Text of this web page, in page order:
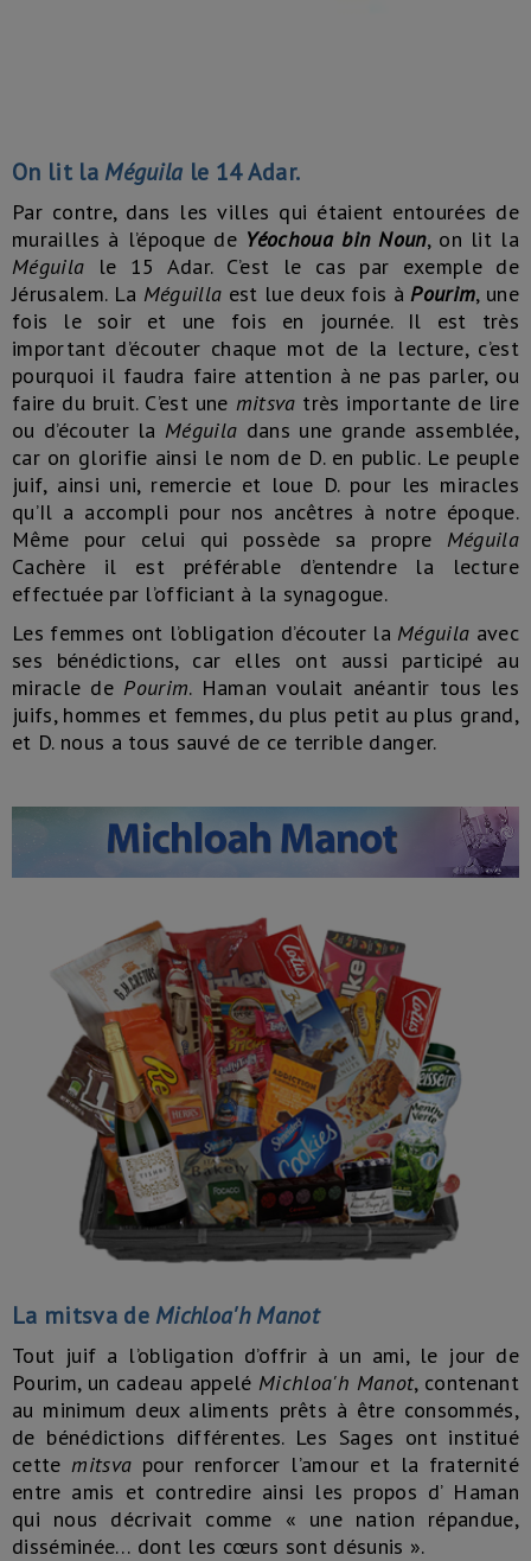
On lit la Méguila le 14 Adar.
Par contre, dans les villes qui étaient entourées de
murailles à l’époque de Yéochoua bin Noun, on lit la
Méguila
le 15 Adar. C’est le cas par exemple de
Jérusalem. La Méguilla est lue deux fois àPourim, une
fois le soir et une fois en journée. Il est très
important d’écouter chaque mot de la lecture, c’est
pourquoi il faudra faire attention à ne pas parler, ou
faire du bruit. C’est une mitsva très importante de lire
ou d’écouter la Méguila dans une grande assemblée,
car on glorifie ainsi le nom de D. en public. Le peuple
juif, ainsi uni, remercie et loue D. pour les miracles
qu’Il a accompli pour nos ancêtres à notre époque.
Même pour celui qui possède sa propre Méguila
Cachère il est préférable d’entendre la lecture
effectuée par l’officiant à la synagogue.
Les femmes ont l’obligation d’écouter la Méguila avec
ses bénédictions, car elles ont aussi participé au
miracle de Pourim. Haman voulait anéantir tous les
juifs, hommes et femmes, du plus petit au plus grand,
et D. nous a tous sauvé de ce terrible danger.
La mitsva de Michloa'h Manot
Tout juif a l’obligation d’offrir à un ami, le jour de
Pourim, un cadeau appelé Michloa'h Manot, contenant
au minimum deux aliments prêts à être consommés,
de bénédictions différentes. Les Sages ont institué
cette mitsva pour renforcer l’amour et la fraternité
entre amis et contredire ainsi les propos d’ Haman
qui nous décrivait comme « une nation répandue,
disséminée… dont les cœurs sont désunis ».